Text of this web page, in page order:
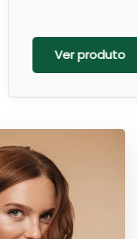
Ver produto